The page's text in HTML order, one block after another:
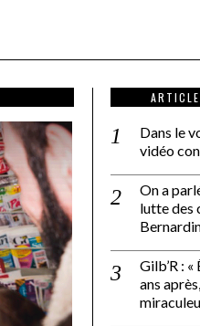
Dans le
vidéo
On a
lutte des
Gilb’R :
ans